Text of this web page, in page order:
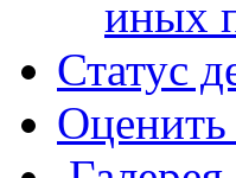
иных
Статус
Оценить